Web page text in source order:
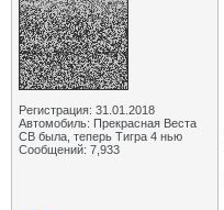
Регистрация: 31.01.2018
Автомобиль: Прекрасная Веста
СВ была, теперь Тигра 4 нью
Сообщений: 7,933